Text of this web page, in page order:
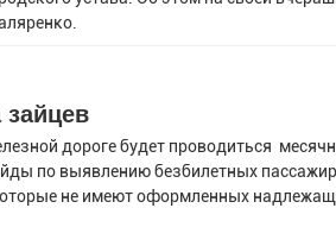
дороге будет проводиться
по выявлению безбилетных
не имеют оформленных